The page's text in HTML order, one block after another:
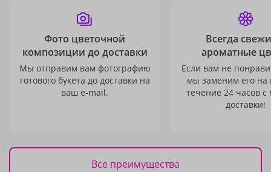
Фото цветочной
композиции до доставки
Мы отправим вам фотографию
готового букета до доставки на
ваш e-mail.
Всегда
ароматные
Если вам не
мы заменим его на
течение 24 часов с
доставки!
Все преимущества